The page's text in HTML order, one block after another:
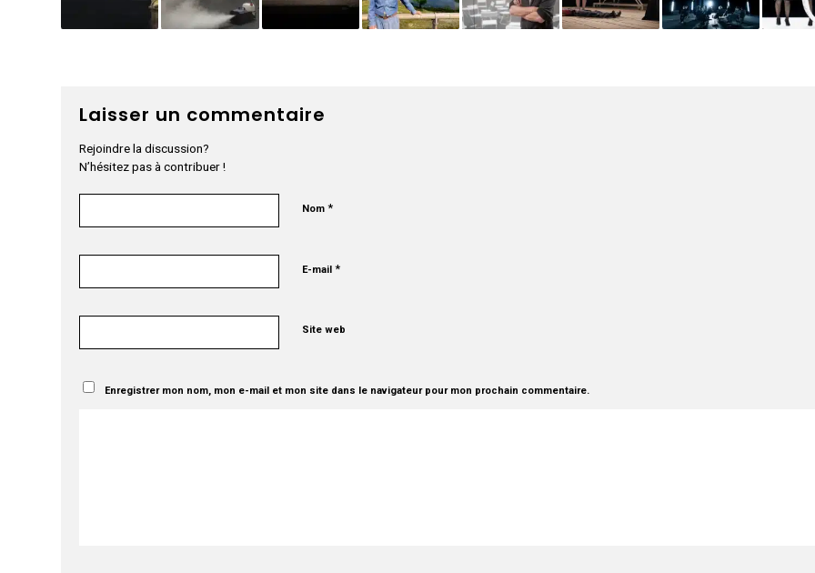
Laisser un commentaire
Rejoindre la discussion?
N’hésitez pas à contribuer !
Nom*
E-mail*
Site web
Enregistrer mon nom, mon e-mail et mon site dans le navigateur pour mon prochain commentaire.